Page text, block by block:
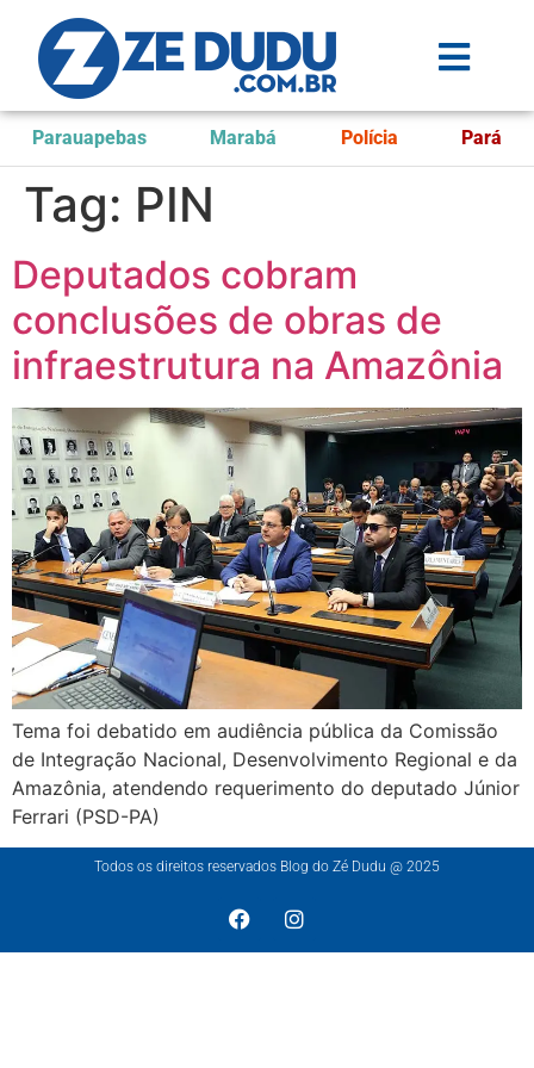
Parauapebas Marabá Polícia Pará
Tag: PIN
Deputados cobram
conclusões de obras de
infraestrutura na Amazônia
Tema foi debatido em audiência pública da Comissão
de Integração Nacional, Desenvolvimento Regional e da
Amazônia, atendendo requerimento do deputado Júnior
Ferrari (PSD-PA)
Todos os direitos reservados Blog do Zé Dudu @ 2025